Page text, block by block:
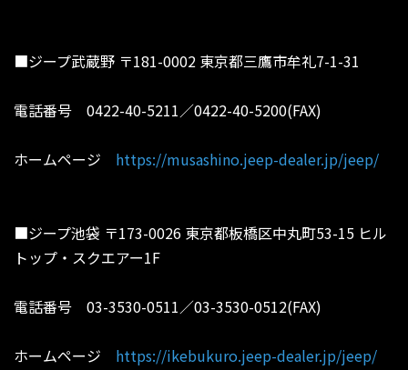
■ジープ武蔵野 〒181-0002 東京都三鷹市牟礼7-1-31
電話番号 0422-40-5211／0422-40-5200(FAX)
ホームページ https://musashino.jeep-dealer.jp/jeep/
■ジープ池袋 〒173-0026 東京都板橋区中丸町53-15 ヒル
トップ・スクエアー1F
電話番号 03-3530-0511／03-3530-0512(FAX)
ホームページ https://ikebukuro.jeep-dealer.jp/jeep/